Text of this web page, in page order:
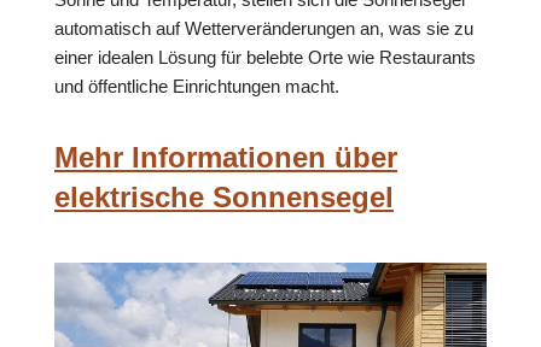
automatisch auf Wetterveränderungen an, was sie zu
einer idealen Lösung für belebte Orte wie Restaurants
und öffentliche Einrichtungen macht.
Mehr Informationen über
elektrische Sonnensegel